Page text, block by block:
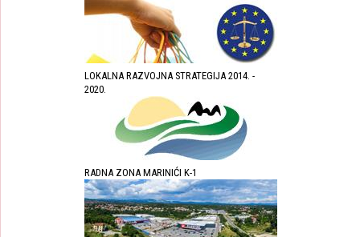
LOKALNA RAZVOJNA STRATEGIJA 2014. -
2020.
RADNA ZONA MARINIĆI K-1